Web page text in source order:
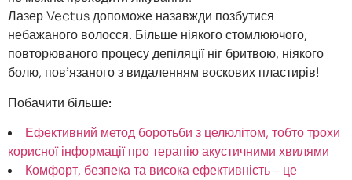
Лазер Vectus допоможе назавжди позбутися
небажаного волосся. Більше ніякого стомлюючого,
повторюваного процесу депіляції ніг бритвою, ніякого
болю, пов’язаного з видаленням воскових пластирів!
Побачити більше:
Ефективний метод боротьби з целюлітом, тобто трохи
корисної інформації про терапію акустичними хвилями
Комфорт, безпека та висока ефективність – це